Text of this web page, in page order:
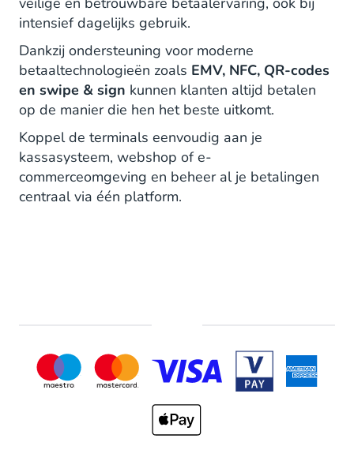
intensief dagelijks gebruik.
Dankzij ondersteuning voor moderne
betaaltechnologieën zoals EMV, NFC, QR-codes
en swipe & sign kunnen klanten altijd betalen
op de manier die hen het beste uitkomt.
Koppel de terminals eenvoudig aan je
kassasysteem, webshop of e-
commerceomgeving en beheer al je betalingen
centraal via één platform.